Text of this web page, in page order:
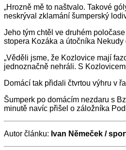
„Hrozně mě to naštvalo. Takové
neskrýval zklamání šumperský
Jeho tým chtěl ve druhém
stopera Kozáka a útočníka
„Věděli jsme, že Kozlovice mají
jednoznačně nehráli. S
Domácí tak přidali čtvrtou výhru v
Šumperk po domácím nezdaru s
minutě navíc přišel o záložníka
Autor článku: Ivan Němeček /